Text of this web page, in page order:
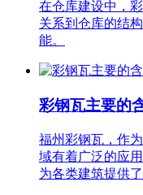
在仓库建设中，
关系到仓库的结
能。
彩钢瓦主要的
福州彩钢瓦，作
域有着广泛的应
为各类建筑提供